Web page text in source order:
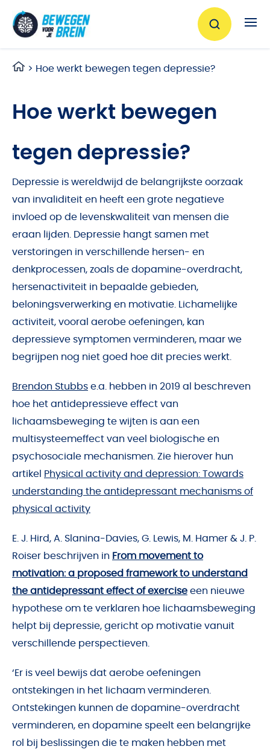
> Hoe werkt bewegen tegen depressie?
Hoe werkt bewegen
tegen depressie?
Depressie is wereldwijd de belangrijkste oorzaak
van invaliditeit en heeft een grote negatieve
invloed op de levenskwaliteit van mensen die
eraan lijden. Depressie hangt samen met
verstoringen in verschillende hersen- en
denkprocessen, zoals de dopamine-overdracht,
hersenactiviteit in bepaalde gebieden,
beloningsverwerking en motivatie. Lichamelijke
activiteit, vooral aerobe oefeningen, kan
depressieve symptomen verminderen, maar we
begrijpen nog niet goed hoe dit precies werkt.
Brendon Stubbs e.a. hebben in 2019 al beschreven
hoe het antidepressieve effect van
lichaamsbeweging te wijten is aan een
multisysteemeffect van veel biologische en
psychosociale mechanismen. Zie hierover hun
artikel
Physical activity and depression: Towards
understanding the antidepressant mechanisms of
physical activity
E. J. Hird, A. Slanina-Davies, G. Lewis, M. Hamer & J. P.
Roiser beschrijven in From movement to
motivation: a proposed framework to understand
the antidepressant effect of exercise een nieuwe
hypothese om te verklaren hoe lichaamsbeweging
helpt bij depressie, gericht op motivatie vanuit
verschillende perspectieven.
‘Er is veel bewijs dat aerobe oefeningen
ontstekingen in het lichaam verminderen.
Ontstekingen kunnen de dopamine-overdracht
verminderen, en dopamine speelt een belangrijke
rol bij beslissingen die te maken hebben met